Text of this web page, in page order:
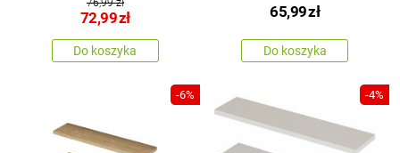
76,99 zł
72,99zł
Do koszyka
65,99zł
Do koszyka
-6% -4%